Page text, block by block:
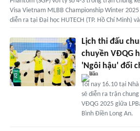
Visa Vietnam MLBB Championship Winter
diễn ra tại Đại học HUTECH (TP. Hồ Chí Minh)
Lịch thi đấu
chuyền VĐQG
'Ngôi hậu' đổi
Tối nay 16.10 tại
sẽ diễn ra trận
VĐQG 2025 giữa
Bình Điền Long An.